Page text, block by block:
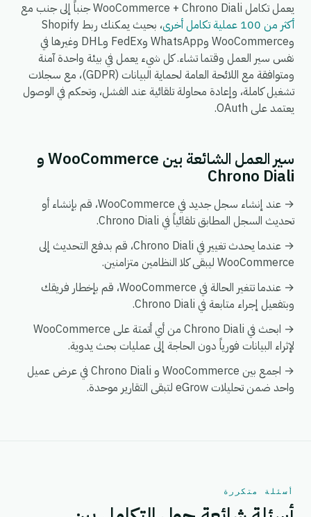
يعمل تكامل WooCommerce + Chrono Diali جنباً إلى جنب مع
أكثر من 100 عملية تكامل أخرى
، بحيث يمكنك ربط Shopify
وWooCommerce وWhatsApp وFedEx وDHL وغيرها في
نفس سير العمل وقتما تشاء. كل شيء يعمل في بيئة واحدة آمنة
ومتوافقة مع اللائحة العامة لحماية البيانات (GDPR)، مع سجلات
تشغيل كاملة، وإعادة محاولة تلقائية عند الفشل، وتحكم في الوصول
يعتمد على OAuth.
سير العمل الشائعة بين WooCommerce و
Chrono Diali
→ عند إنشاء سجل جديد في WooCommerce، قم بإنشاء أو
تحديث السجل المطابق تلقائياً في Chrono Diali.
→ عندما يحدث تغيير في Chrono Diali، قم بدفع التحديث إلى
WooCommerce ليبقى كلا النظامين متزامنين.
→ عندما تتغير الحالة في WooCommerce، قم بإخطار فريقك
وبتفعيل إجراء متابعة في Chrono Diali.
→ ابحث في Chrono Diali من أي أتمتة على WooCommerce
لإثراء البيانات فورياً دون الحاجة إلى عمليات بحث يدوية.
→ اجمع بين WooCommerce و Chrono Diali في عرض عميل
واحد ضمن تحليلات eGrow لتبقى التقارير موحدة.
أسئلة متكررة